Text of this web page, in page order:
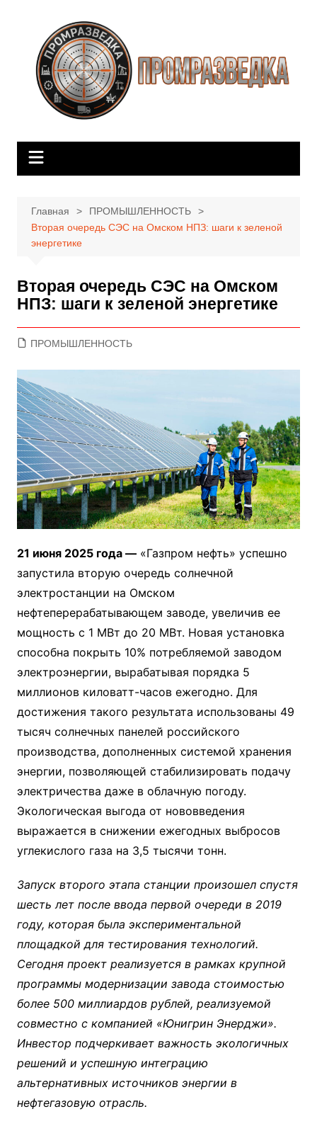
содержимому
Главная
ПРОМЫШЛЕННОСТЬ
Вторая очередь СЭС на Омском НПЗ: шаги к зеленой
энергетике
Вторая очередь СЭС на Омском
НПЗ: шаги к зеленой энергетике
ПРОМЫШЛЕННОСТЬ
21 июня 2025 года —«Газпром нефть» успешно
запустила вторую очередь солнечной
электростанции на Омском
нефтеперерабатывающем заводе, увеличив ее
мощность с 1 МВт до 20 МВт. Новая установка
способна покрыть 10% потребляемой заводом
электроэнергии, вырабатывая порядка 5
миллионов киловатт-часов ежегодно. Для
достижения такого результата использованы 49
тысяч солнечных панелей российского
производства, дополненных системой хранения
энергии, позволяющей стабилизировать подачу
электричества даже в облачную погоду.
Экологическая выгода от нововведения
выражается в снижении ежегодных выбросов
углекислого газа на 3,5 тысячи тонн.
Запуск второго этапа станции произошел спустя
шесть лет после ввода первой очереди в 2019
году, которая была экспериментальной
площадкой для тестирования технологий.
Сегодня проект реализуется в рамках крупной
программы модернизации завода стоимостью
более 500 миллиардов рублей, реализуемой
совместно с компанией «Юнигрин Энерджи».
Инвестор подчеркивает важность экологичных
решений и успешную интеграцию
альтернативных источников энергии в
нефтегазовую отрасль.